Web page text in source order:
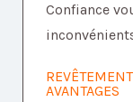
Confiance
AVANTAGES